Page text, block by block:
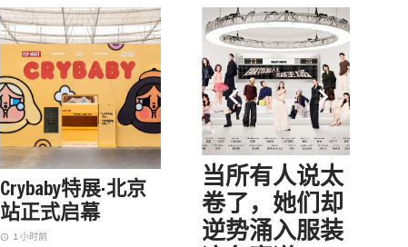
Crybaby特展·北京
站正式启幕
access_time 1 小时前
keyboard_arrow_left keyboard_arrow_right
AI造福潮，填
不满奢侈品的
低谷
当所有人说太
卷了，她们却
逆势涌入服装